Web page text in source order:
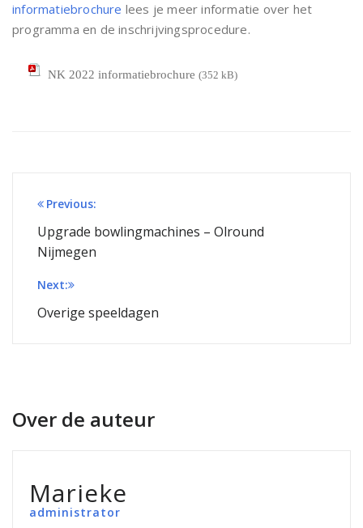
informatiebrochure lees je meer informatie over het
programma en de inschrijvingsprocedure.
NK 2022 informatiebrochure (352 kB)
Bericht
navigatie
Previous:
Upgrade bowlingmachines – Olround
Nijmegen
Next:
Overige speeldagen
Over de auteur
Marieke
administrator